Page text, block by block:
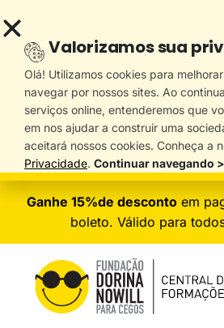
Ganhe 15%de descontoem
boleto. Válido para
Valorizamos sua
Olá! Utilizamos cookies para
navegar por nossos sites. Ao
serviços online, entenderemos que
em nos ajudar a construir uma
aceitará nossos cookies. Conheça a
Privacidade. Continuar navegando >